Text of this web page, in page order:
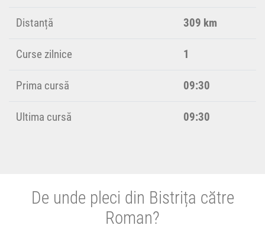
Distanță 309 km
Curse zilnice 1
Prima cursă 09:30
Ultima cursă 09:30
De unde pleci din Bistrița către
Roman?